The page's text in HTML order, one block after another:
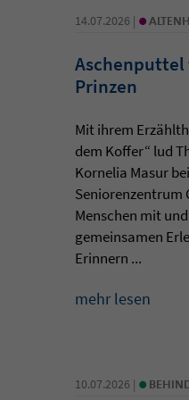
14.07.2026 | •
Prinzen
Mit ihrem
dem Koffer“ lud
Kornelia Masur
Seniorenzentrum
Menschen mit
gemeinsamen
Erinnern ...
mehr lesen
10.07.2026 | •